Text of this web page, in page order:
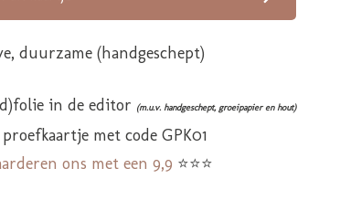
duurzame (handgeschept)
in de editor (m.u.v. handgeschept, groeipapier en hout)
met code GPK01
ons met een 9,9 ⭐⭐⭐